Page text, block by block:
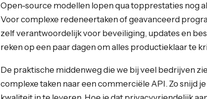
Open-source modellen lopen qua topprestaties nog
Voor complexe redeneertaken of geavanceerd
zelf verantwoordelijk voor beveiliging, updates en
reken op een paar dagen om alles productieklaar te
De praktische middenweg die we bij veel bedrijven
complexe taken naar een commerciële API. Zo snijd